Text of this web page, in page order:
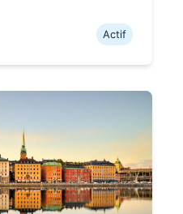
Actif